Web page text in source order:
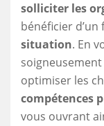
solliciter les
bénéficier d’un f
situation. En
optimiser les
compétences
vous ouvrant